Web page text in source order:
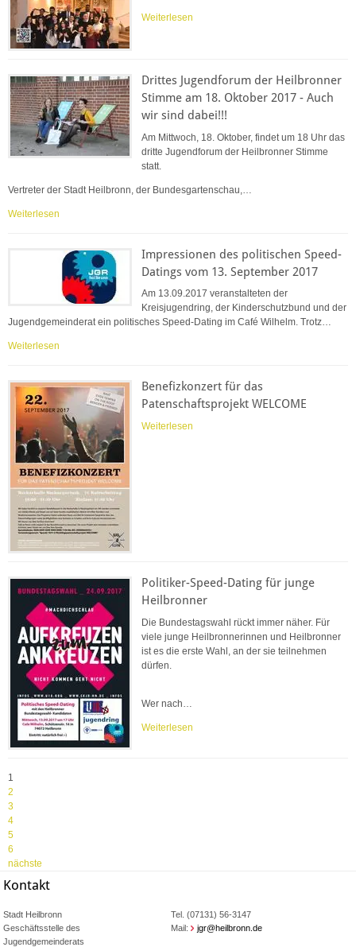
Weiterlesen
Drittes Jugendforum der Heilbronner
Stimme am 18. Oktober 2017 - Auch
wir sind dabei!!!
Am Mittwoch, 18. Oktober, findet um 18 Uhr das
dritte Jugendforum der Heilbronner Stimme
statt.
Vertreter der Stadt Heilbronn, der Bundesgartenschau,…
Weiterlesen
Impressionen des politischen Speed-
Datings vom 13. September 2017
Am 13.09.2017 veranstalteten der
Kreisjugendring, der Kinderschutzbund und der
Jugendgemeinderat ein politisches Speed-Dating im Café Wilhelm. Trotz…
Weiterlesen
Benefizkonzert für das
Patenschaftsprojekt WELCOME
Weiterlesen
Politiker-Speed-Dating für junge
Heilbronner
Die Bundestagswahl rückt immer näher. Für
viele junge Heilbronnerinnen und Heilbronner
ist es die erste Wahl, an der sie teilnehmen
dürfen.
Wer nach…
Weiterlesen
1
2
3
4
5
6
nächste
Kontakt
Stadt Heilbronn
Geschäftsstelle des
Jugendgemeinderats
Tel. (07131) 56-3147
Mail:
jgr@heilbronn.de